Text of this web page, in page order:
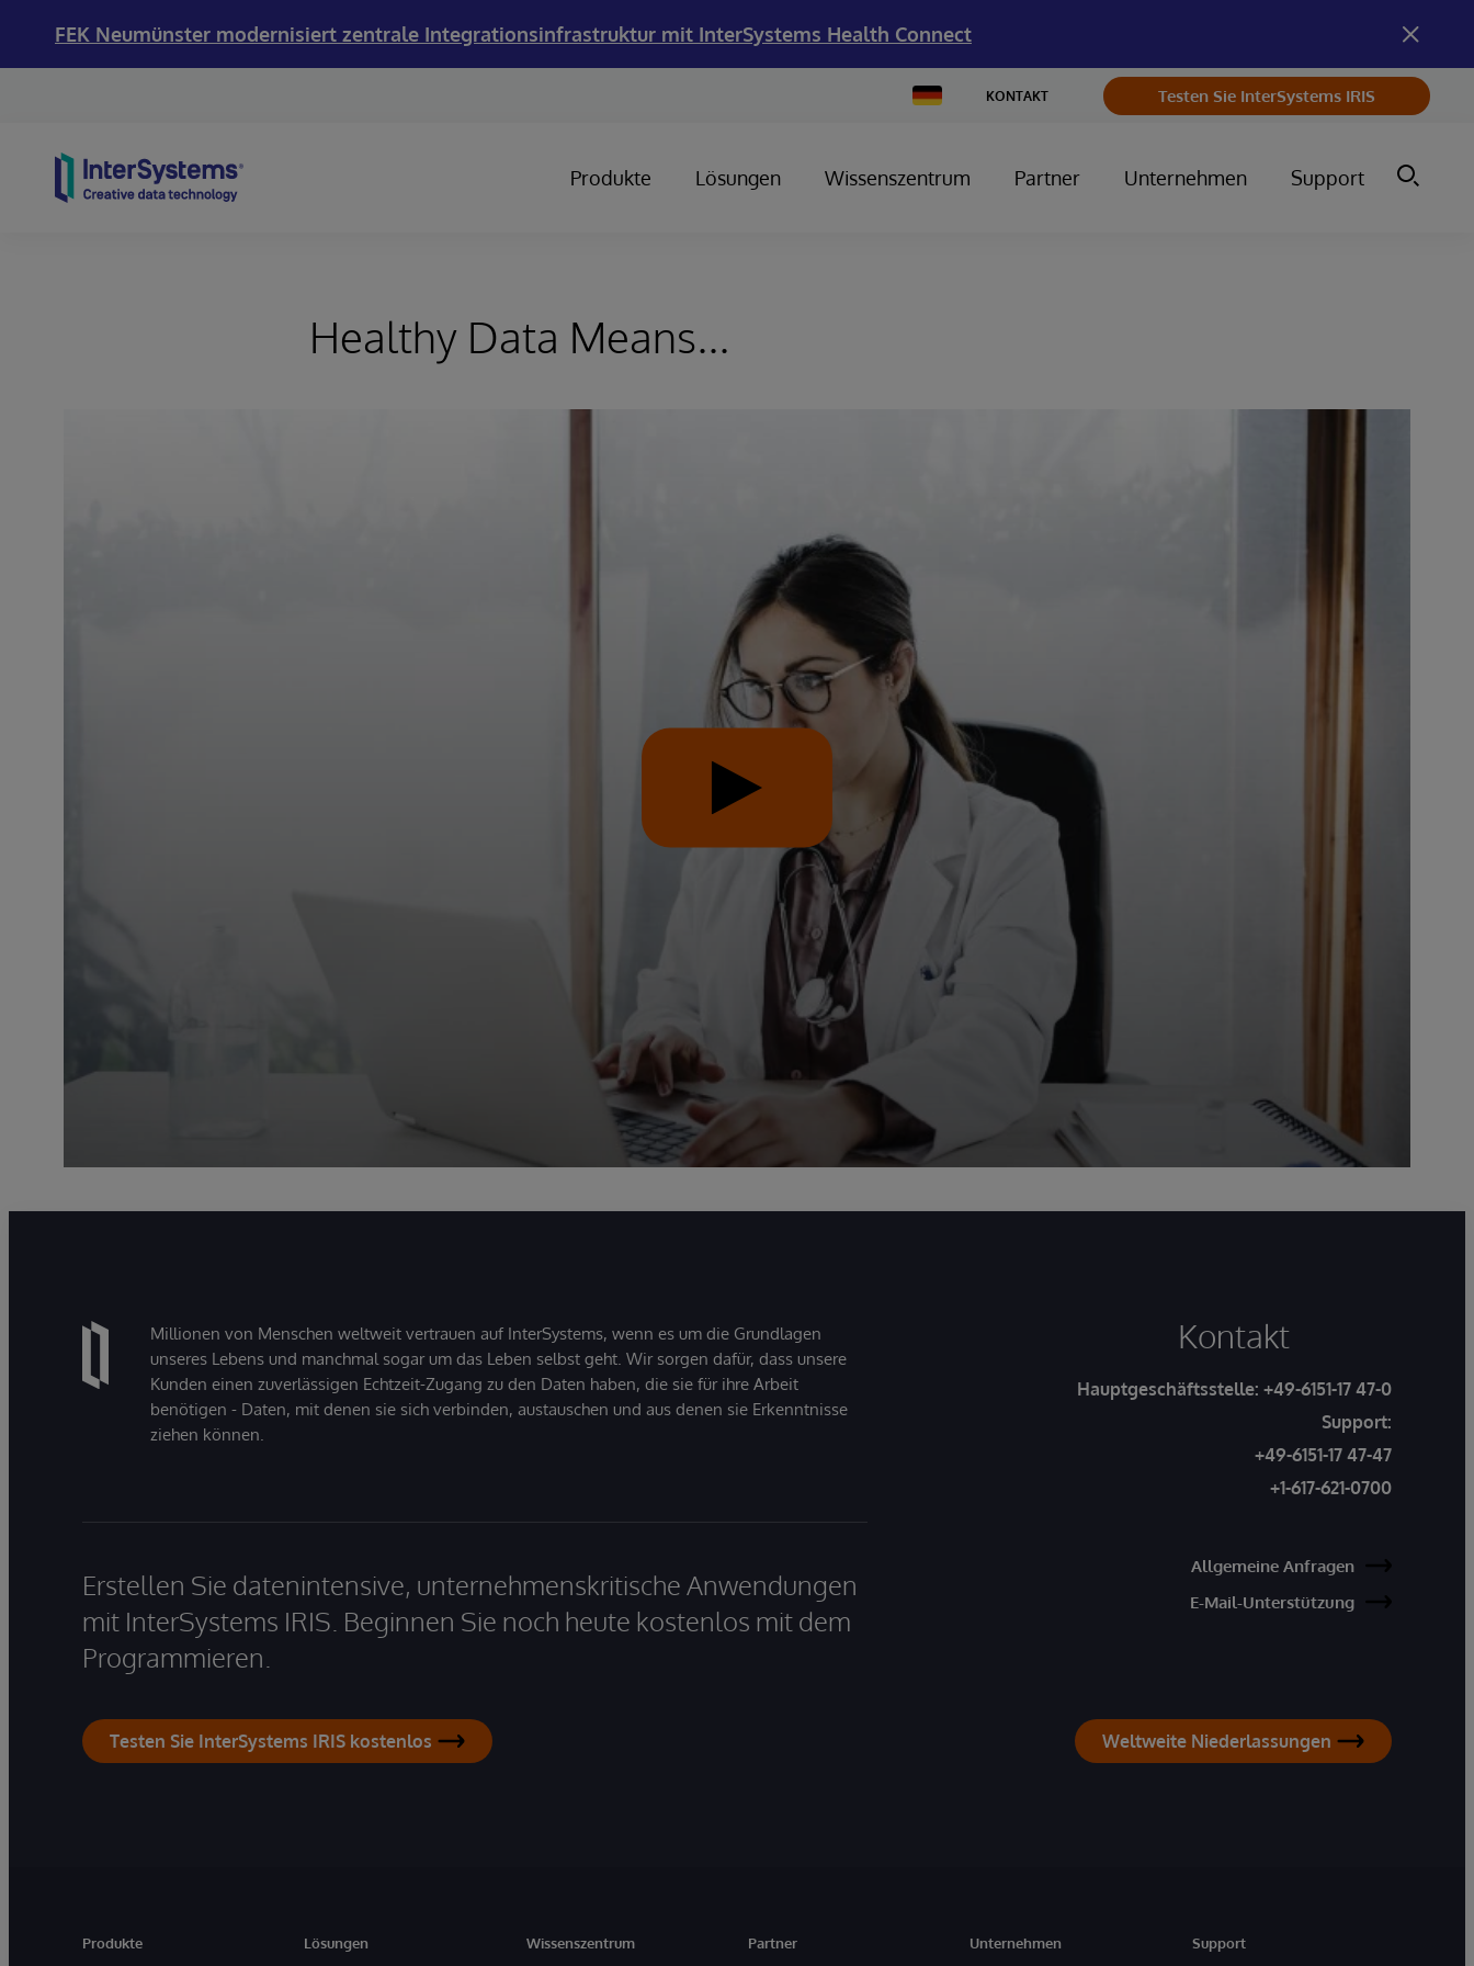
FEK Neumünster modernisiert zentrale Integrationsinfrastruktur mit InterSystems Health Connect
Change
Country
KONTAKT Testen Sie InterSystems IRIS
Produkte Lösungen Wissenszentrum Partner Unternehmen Support
Healthy Data Means...
Millionen von Menschen weltweit vertrauen auf InterSystems, wenn es um die Grundlagen
unseres Lebens und manchmal sogar um das Leben selbst geht. Wir sorgen dafür, dass unsere
Kunden einen zuverlässigen Echtzeit-Zugang zu den Daten haben, die sie für ihre Arbeit
benötigen - Daten, mit denen sie sich verbinden, austauschen und aus denen sie Erkenntnisse
ziehen können.
Erstellen Sie datenintensive, unternehmenskritische Anwendungen
mit InterSystems IRIS. Beginnen Sie noch heute kostenlos mit dem
Programmieren.
Testen Sie InterSystems IRIS kostenlos
Kontakt
Hauptgeschäftsstelle: +49-6151-17 47-0
Support:
+49-6151-17 47-47
+1-617-621-0700
Allgemeine Anfragen
E-Mail-Unterstützung
Weltweite Niederlassungen
Produkte
Lösungen
Wissenszentrum
Partner
Unternehmen
Support